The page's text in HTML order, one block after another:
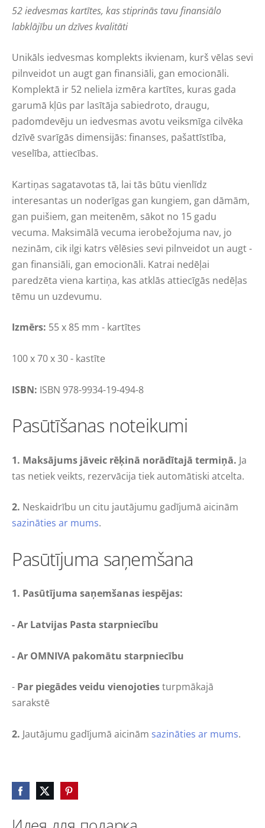
52 iedvesmas kartītes, kas stiprinās tavu finansiālo
labklājību un dzīves kvalitāti
Unikāls iedvesmas komplekts ikvienam, kurš vēlas sevi
pilnveidot un augt gan finansiāli, gan emocionāli.
Komplektā ir 52 neliela izmēra kartītes, kuras gada
garumā kļūs par lasītāja sabiedroto, draugu,
padomdevēju un iedvesmas avotu veiksmīga cilvēka
dzīvē svarīgās dimensijās: finanses, pašattīstība,
veselība, attiecības.
Kartiņas sagatavotas tā, lai tās būtu vienlīdz
interesantas un noderīgas gan kungiem, gan dāmām,
gan puišiem, gan meitenēm, sākot no 15 gadu
vecuma. Maksimālā vecuma ierobežojuma nav, jo
nezinām, cik ilgi katrs vēlēsies sevi pilnveidot un augt -
gan finansiāli, gan emocionāli. Katrai nedēļai
paredzēta viena kartiņa, kas atklās attiecīgās nedēļas
tēmu un uzdevumu.
Izmērs: 55 x 85 mm - kartītes
100 x 70 x 30 - kastīte
ISBN: ISBN 978-9934-19-494-8
Pasūtīšanas noteikumi
1. Maksājums jāveic rēķinā norādītajā termiņā. Ja
tas netiek veikts, rezervācija tiek automātiski atcelta.
2. Neskaidrību un citu jautājumu gadījumā aicinām
sazināties ar mums.
Pasūtījuma saņemšana
1. Pasūtījuma saņemšanas iespējas:
-Ar Latvijas Pasta starpniecību
- Ar OMNIVA pakomātu starpniecību
- Par piegādes veidu vienojotiesturpmākajā
sarakstē
2. Jautājumu gadījumā aicinām sazināties ar mums.